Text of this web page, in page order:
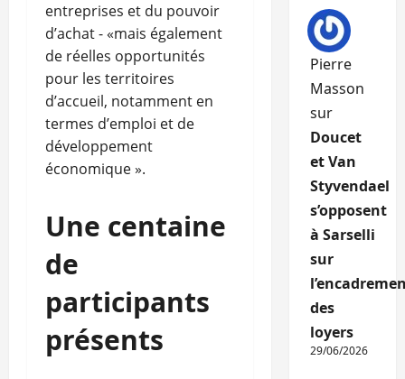
entreprises et du pouvoir
d’achat - «mais également
de réelles opportunités
pour les territoires
d’accueil, notamment en
termes d’emploi et de
développement
économique ».
Une centaine
de
participants
présents
Pierre
Masson
sur
Doucet
et Van
Styvendael
s’opposent
à Sarselli
sur
des
loyers
29/06/2026